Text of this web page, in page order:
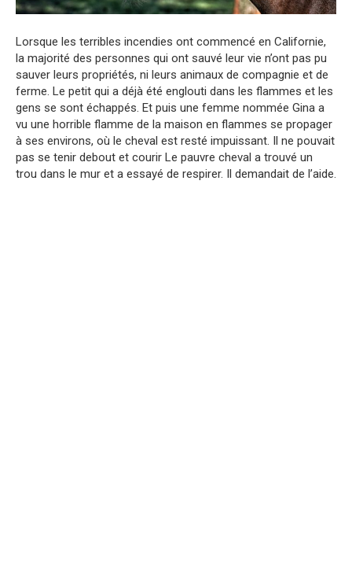
Lorsque les terribles incendies ont commencé en Californie,
la majorité des personnes qui ont sauvé leur vie n’ont pas pu
sauver leurs propriétés, ni leurs animaux de compagnie et de
ferme. Le petit qui a déjà été englouti dans les flammes et les
gens se sont échappés. Et puis une femme nommée Gina a
vu une horrible flamme de la maison en flammes se propager
à ses environs, où le cheval est resté impuissant. Il ne pouvait
pas se tenir debout et courir Le pauvre cheval a trouvé un
trou dans le mur et a essayé de respirer. Il demandait de l’aide.